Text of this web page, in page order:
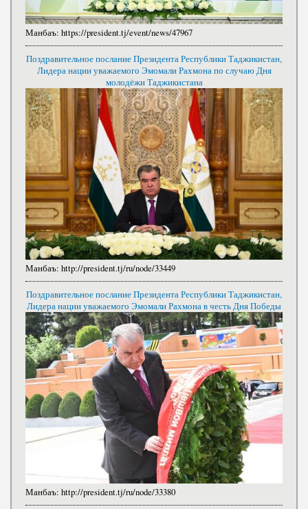
Манбаъ: https://president.tj/event/news/47967
Поздравительное послание Президента Республики Таджикистан,
Лидера нации уважаемого Эмомали Рахмона по случаю Дня
молодёжи Таджикистана
Манбаъ: http://president.tj/ru/node/33449
Поздравительное послание Президента Республики Таджикистан,
Лидера нации уважаемого Эмомали Рахмона в честь Дня Победы
Манбаъ: http://president.tj/ru/node/33380